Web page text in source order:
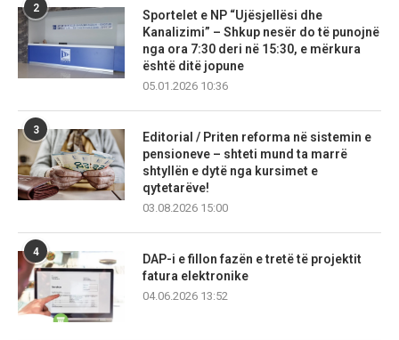
2
Sportelet e NP “Ujësjellësi dhe
Kanalizimi” – Shkup nesër do të punojnë
nga ora 7:30 deri në 15:30, e mërkura
është ditë jopune
05.01.2026 10:36
3
Editorial / Priten reforma në sistemin e
pensioneve – shteti mund ta marrë
shtyllën e dytë nga kursimet e
qytetarëve!
03.08.2026 15:00
4
DAP-i e fillon fazën e tretë të projektit
fatura elektronike
04.06.2026 13:52